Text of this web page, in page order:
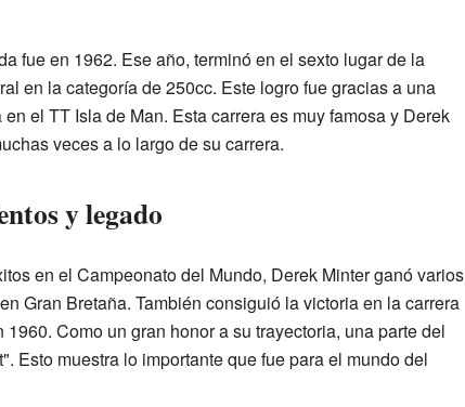
fue en 1962. Ese año, terminó en el sexto lugar de la
en la categoría de 250cc. Este logro fue gracias a una
el TT Isla de Man. Esta carrera es muy famosa y Derek
veces a lo largo de su carrera.
y legado
en el Campeonato del Mundo, Derek Minter ganó varios
Gran Bretaña. También consiguió la victoria en la carrera
1960. Como un gran honor a su trayectoria, una parte del
Esto muestra lo importante que fue para el mundo del